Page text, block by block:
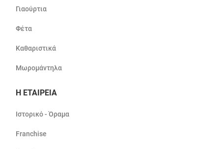
Γιαούρτια
Φέτα
Καθαριστικά
Μωρομάντηλα
Η ΕΤΑΙΡΕΙΑ
Ιστορικό - Όραμα
Franchise